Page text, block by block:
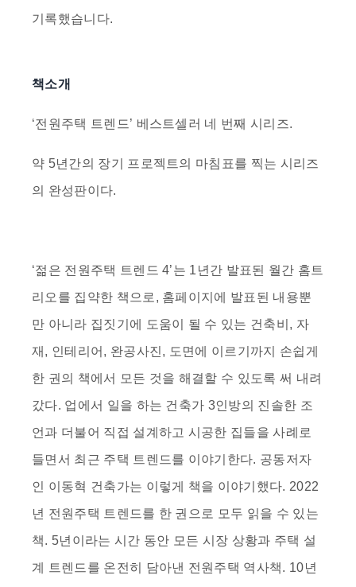
기록했습니다.
책소개
‘전원주택 트렌드’ 베스트셀러 네 번째 시리즈.
약 5년간의 장기 프로젝트의 마침표를 찍는 시리즈
의 완성판이다.
‘젊은 전원주택 트렌드 4’는 1년간 발표된 월간 홈트
리오를 집약한 책으로, 홈페이지에 발표된 내용뿐
만 아니라 집짓기에 도움이 될 수 있는 건축비, 자
재, 인테리어, 완공사진, 도면에 이르기까지 손쉽게
한 권의 책에서 모든 것을 해결할 수 있도록 써 내려
갔다. 업에서 일을 하는 건축가 3인방의 진솔한 조
언과 더불어 직접 설계하고 시공한 집들을 사례로
들면서 최근 주택 트렌드를 이야기한다. 공동저자
인 이동혁 건축가는 이렇게 책을 이야기했다. 2022
년 전원주택 트렌드를 한 권으로 모두 읽을 수 있는
책. 5년이라는 시간 동안 모든 시장 상황과 주택 설
계 트렌드를 온전히 담아낸 전원주택 역사책. 10년